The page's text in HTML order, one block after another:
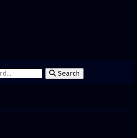
Search